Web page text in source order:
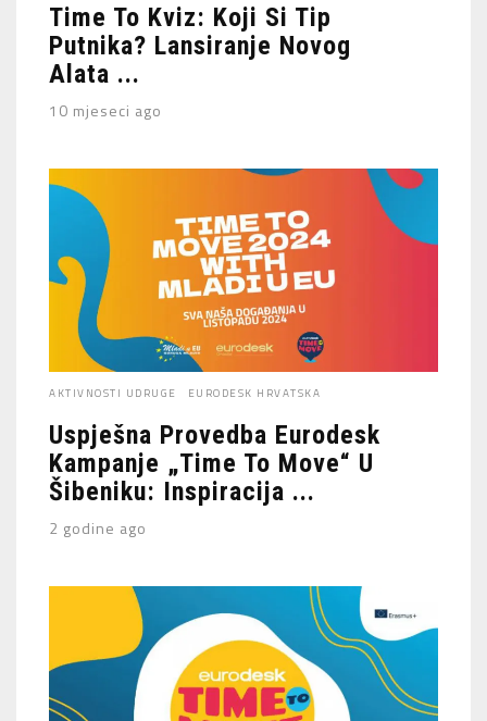
Time To Kviz: Koji Si Tip
Putnika? Lansiranje Novog
Alata ...
10 mjeseci ago
AKTIVNOSTI UDRUGE EURODESK HRVATSKA
Uspješna Provedba Eurodesk
Kampanje „Time To Move“ U
Šibeniku: Inspiracija ...
2 godine ago